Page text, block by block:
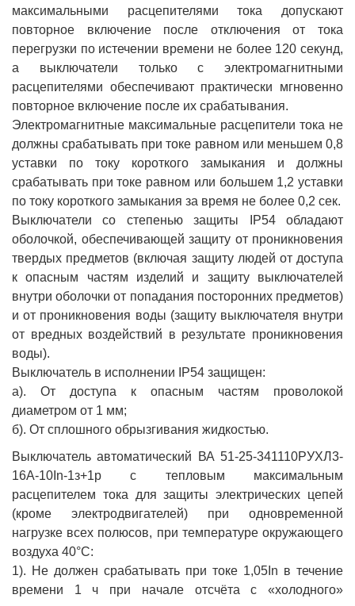
максимальными расцепителями тока допускают
повторное включение после отключения от тока
перегрузки по истечении времени не более 120 секунд,
а выключатели только с электромагнитными
расцепителями обеспечивают практически мгновенно
повторное включение после их срабатывания.
Электромагнитные максимальные расцепители тока не
должны срабатывать при токе равном или меньшем 0,8
уставки по току короткого замыкания и должны
срабатывать при токе равном или большем 1,2 уставки
по току короткого замыкания за время не более 0,2 сек.
Выключатели со степенью защиты IP54 обладают
оболочкой, обеспечивающей защиту от проникновения
твердых предметов (включая защиту людей от доступа
к опасным частям изделий и защиту выключателей
внутри оболочки от попадания посторонних предметов)
и от проникновения воды (защиту выключателя внутри
от вредных воздействий в результате проникновения
воды).
Выключатель в исполнении IP54 защищен:
а). От доступа к опасным частям проволокой
диаметром от 1 мм;
б). От сплошного обрызгивания жидкостью.
Выключатель автоматический ВА 51-25-341110РУХЛ3-
16А-10In-1з+1р с тепловым максимальным
расцепителем тока для защиты электрических цепей
(кроме электродвигателей) при одновременной
нагрузке всех полюсов, при температуре окружающего
воздуха 40°С:
1). Не должен срабатывать при токе 1,05In в течение
времени 1 ч при начале отсчёта с «холодного»